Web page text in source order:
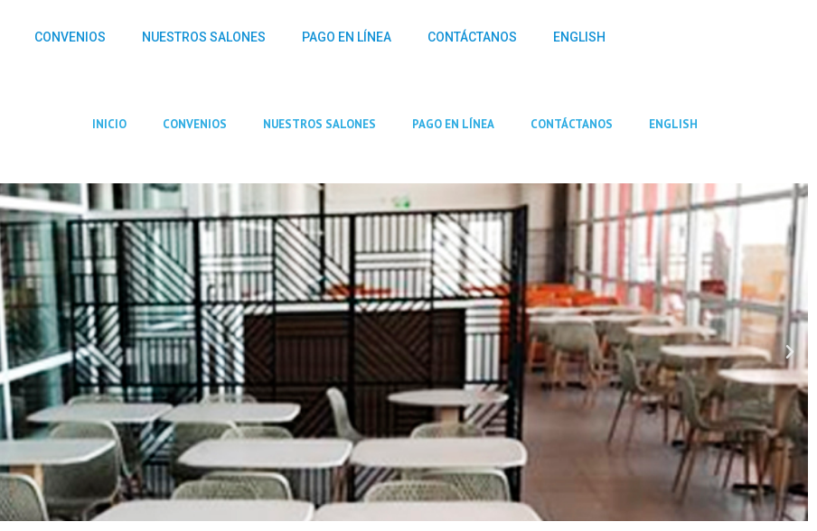
CONVENIOS NUESTROS SALONES PAGO EN LÍNEA CONTÁCTANOS ENGLISH
INICIO CONVENIOS NUESTROS SALONES PAGO EN LÍNEA CONTÁCTANOS ENGLISH